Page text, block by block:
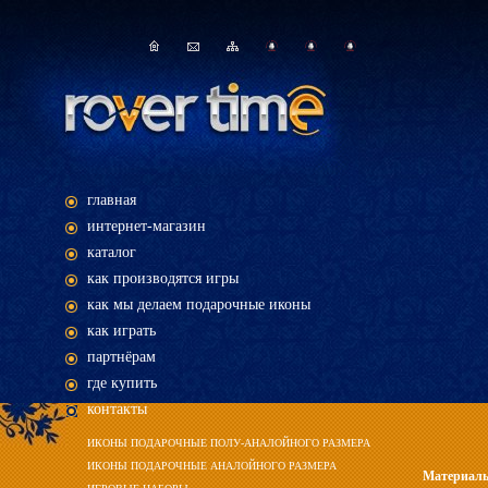
главная
интернет-магазин
каталог
как производятся игры
как мы делаем подарочные иконы
как играть
партнёрам
где купить
контакты
ИКОНЫ ПОДАРОЧНЫЕ ПОЛУ-АНАЛОЙНОГО РАЗМЕРА
ИКОНЫ ПОДАРОЧНЫЕ АНАЛОЙНОГО РАЗМЕРА